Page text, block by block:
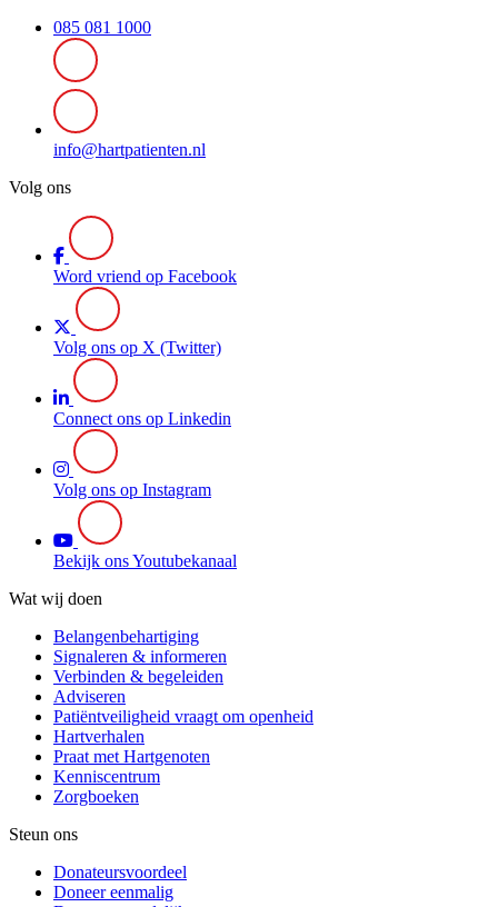
085 081 1000
info@hartpatienten.nl
Volg ons
Word vriend op Facebook
Volg ons op X (Twitter)
Connect ons op Linkedin
Volg ons op Instagram
Bekijk ons Youtubekanaal
Wat wij doen
Belangenbehartiging
Signaleren & informeren
Verbinden & begeleiden
Adviseren
Patiëntveiligheid vraagt om openheid
Hartverhalen
Praat met Hartgenoten
Kenniscentrum
Zorgboeken
Steun ons
Donateursvoordeel
Doneer eenmalig